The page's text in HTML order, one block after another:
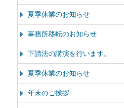
夏季休業のお知らせ
事務所移転のお知らせ
下請法の講演を行います。
夏季休業のお知らせ
年末のご挨拶